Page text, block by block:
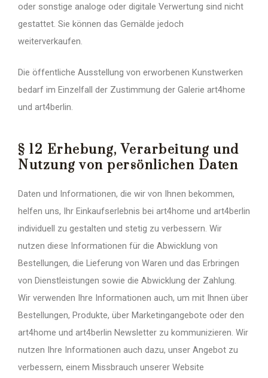
oder sonstige analoge oder digitale Verwertung sind nicht
gestattet. Sie können das Gemälde jedoch
weiterverkaufen.
Die öffentliche Ausstellung von erworbenen Kunstwerken
bedarf im Einzelfall der Zustimmung der Galerie art4home
und art4berlin.
§ 12 Erhebung, Verarbeitung und
Nutzung von persönlichen Daten
Daten und Informationen, die wir von Ihnen bekommen,
helfen uns, Ihr Einkaufserlebnis bei art4home und art4berlin
individuell zu gestalten und stetig zu verbessern. Wir
nutzen diese Informationen für die Abwicklung von
Bestellungen, die Lieferung von Waren und das Erbringen
von Dienstleistungen sowie die Abwicklung der Zahlung.
Wir verwenden Ihre Informationen auch, um mit Ihnen über
Bestellungen, Produkte, über Marketingangebote oder den
art4home und art4berlin Newsletter zu kommunizieren. Wir
nutzen Ihre Informationen auch dazu, unser Angebot zu
verbessern, einem Missbrauch unserer Website